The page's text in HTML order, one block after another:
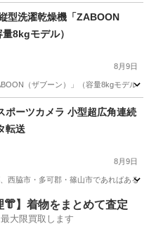
型洗濯乾燥機「ZABOON
8kgモデル）
8月9日
（ザブーン）」（容量8kgモデル）
ポーツカメラ 小型超広角連続
転送
8月9日
西脇市・多可郡・篠山市であればあ
👘】着物をまとめて査定
大限買取します